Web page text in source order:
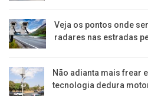
Veja os pontos onde
radares nas estradas
Não adianta mais frear
tecnologia dedura